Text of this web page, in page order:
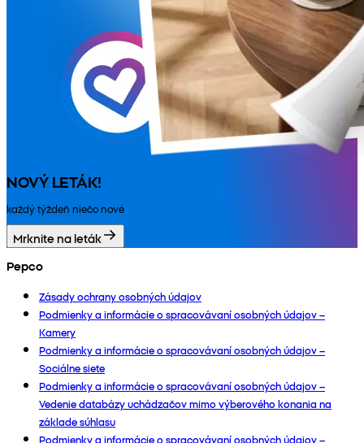
NOVÝ LETÁK!
každý týždeň niečo nové
Mrknite na leták
Pepco
Zásady ochrany osobných údajov
Podmienky a informácie o spracovávaní osobných údajov –
Kamery
Podmienky a informácie o spracovávaní osobných údajov –
Sociálne siete
Podmienky a informácie o spracovávaní osobných údajov –
Vedenie databázy uchádzačov mimo výberového konania na
základe súhlasu
Podmienky a informácie o spracovávaní osobných údajov –